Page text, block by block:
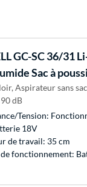
GC-SC 36/31
Sac à
Aspirateur sans
dB
Tension:
18V
de travail: 35 cm
fonctionnement: